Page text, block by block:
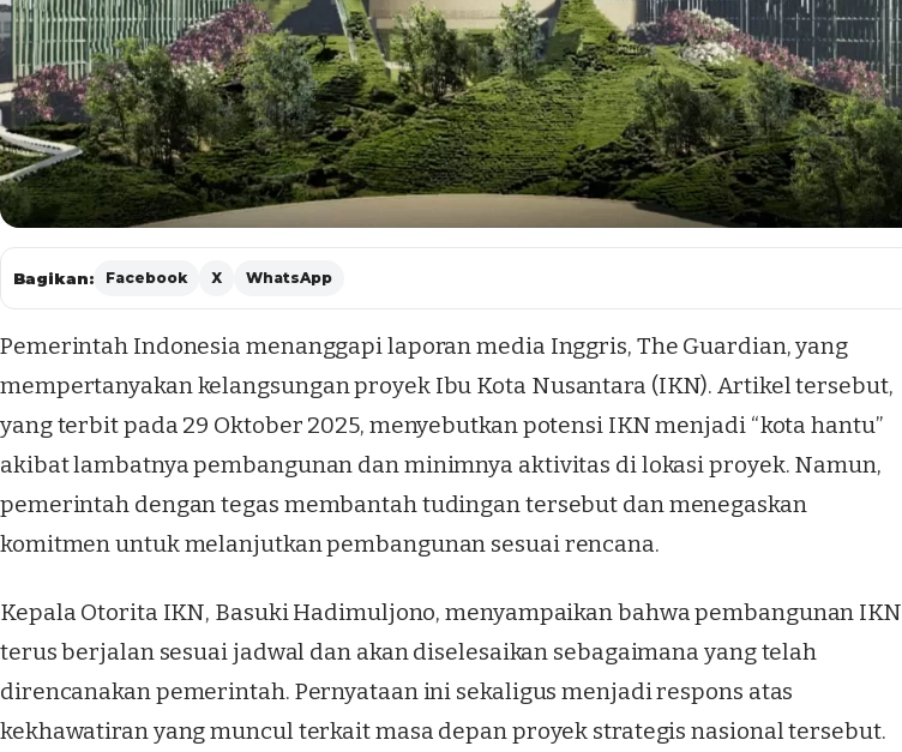
Bagikan: Facebook X WhatsApp
Pemerintah Indonesia menanggapi laporan media Inggris, The Guardian, yang
mempertanyakan kelangsungan proyek Ibu Kota Nusantara (IKN). Artikel tersebut,
yang terbit pada 29 Oktober 2025, menyebutkan potensi IKN menjadi “kota hantu”
akibat lambatnya pembangunan dan minimnya aktivitas di lokasi proyek. Namun,
pemerintah dengan tegas membantah tudingan tersebut dan menegaskan
komitmen untuk melanjutkan pembangunan sesuai rencana.
Kepala Otorita IKN, Basuki Hadimuljono, menyampaikan bahwa pembangunan IKN
terus berjalan sesuai jadwal dan akan diselesaikan sebagaimana yang telah
direncanakan pemerintah. Pernyataan ini sekaligus menjadi respons atas
kekhawatiran yang muncul terkait masa depan proyek strategis nasional tersebut.